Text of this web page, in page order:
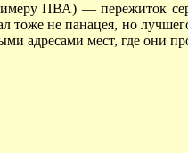
ПВА) —пережиток
тоже не панацея, но
адресами мест, где они